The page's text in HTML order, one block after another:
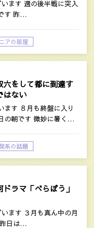
ます 週の後半戦に突入
す 昨…
アの部屋
六をして都に到達す
はない
ます ８月も終盤に入り
の朝です 微妙に暑く…
系の話題
ドラマ「べらぼう」
ます ３月も真ん中の月
日は…